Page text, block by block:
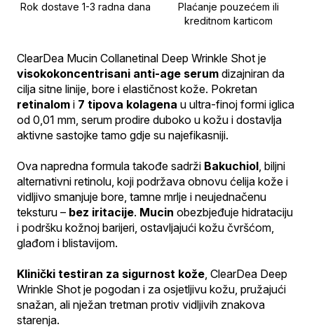
Rok dostave 1-3 radna dana
Plaćanje pouzećem ili
kreditnom karticom
visokokoncentrisani anti-age serum dizajniran da
retinalom i 7 tipova kolagena u ultra-finoj formi iglica
od 0,01 mm, serum prodire duboko u kožu i dostavlja
aktivne sastojke tamo gdje su najefikasniji.
Ova napredna formula takođe sadrži Bakuchiol, biljni
alternativni retinolu, koji podržava obnovu ćelija kože i
vidljivo smanjuje bore, tamne mrlje i neujednačenu
teksturu – bez iritacije. Mucin obezbjeđuje hidrataciju
i podršku kožnoj barijeri, ostavljajući kožu čvršćom,
glađom i blistavijom.
Klinički testiran za sigurnost kože, ClearDea Deep
Wrinkle Shot je pogodan i za osjetljivu kožu, pružajući
snažan, ali nježan tretman protiv vidljivih znakova
starenja.